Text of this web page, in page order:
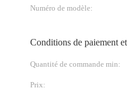
Numéro de modèle:
Conditions de paiement
Quantité de commande min:
Prix: